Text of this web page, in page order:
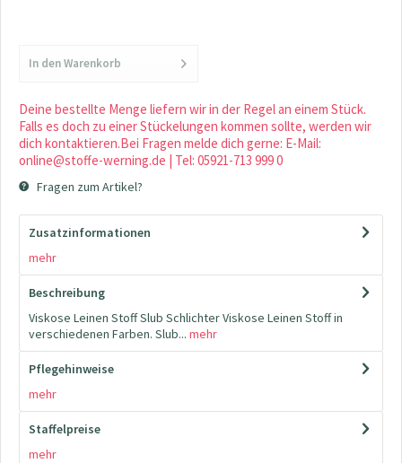
In denWarenkorb
Deine bestellte Menge liefern wir in der Regel an einem Stück.
Falls es doch zu einer Stückelungen kommen sollte, werden wir
dich kontaktieren.Bei Fragen melde dich gerne: E-Mail:
online@stoffe-werning.de | Tel: 05921-713 999 0
Fragen zum Artikel?
Zusatzinformationen
mehr
Beschreibung
Viskose Leinen Stoff Slub Schlichter Viskose Leinen Stoff in
verschiedenen Farben. Slub... mehr
Pflegehinweise
mehr
Staffelpreise
mehr